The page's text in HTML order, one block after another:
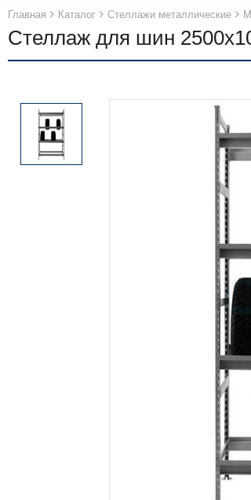
Главная Каталог Стеллажи металлические
Стеллаж для шин